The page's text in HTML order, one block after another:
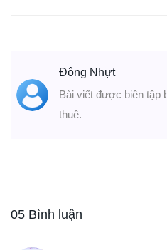
Đông Nhựt
Bài viết được biên tập
thuê.
05 Bình luận